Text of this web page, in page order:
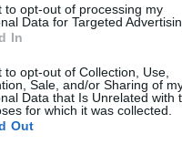
to opt-out of processing my
Data for Targeted
In
to opt-out of Collection, Use,
Sale, and/or Sharing of
Data that Is Unrelated with
for which it was collected.
Out
09:02